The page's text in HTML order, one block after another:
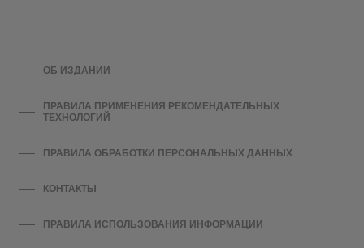
ОБ ИЗДАНИИ
ПРАВИЛА ПРИМЕНЕНИЯ РЕКОМЕНДАТЕЛЬНЫХ
ТЕХНОЛОГИЙ
ПРАВИЛА ОБРАБОТКИ ПЕРСОНАЛЬНЫХ ДАННЫХ
КОНТАКТЫ
ПРАВИЛА ИСПОЛЬЗОВАНИЯ ИНФОРМАЦИИ